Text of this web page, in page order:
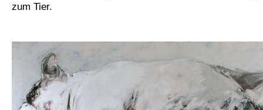
zum Tier.